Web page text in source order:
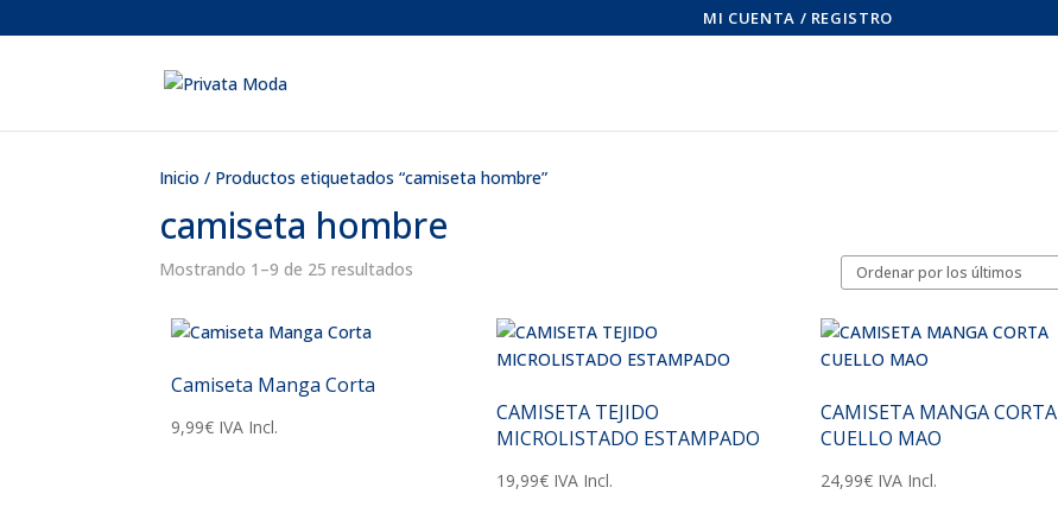
MI CUENTA / REGISTRO
Inicio / Productos etiquetados “camiseta hombre”
camiseta hombre
Mostrando 1–9 de 25 resultados
Camiseta Manga Corta
9,99€ IVA Incl.
CAMISETA TEJIDO
MICROLISTADO ESTAMPADO
19,99€ IVA Incl.
CAMISETA MANGA CORTA
CUELLO MAO
24,99€ IVA Incl.